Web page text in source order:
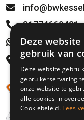
31774669421
WhatsApp
Rijksweg 21
5995 NS
Deze
gebruik van
Deze website
gebruikerservaring
onze website te
alle cookies in
Cookiebeleid. Lees